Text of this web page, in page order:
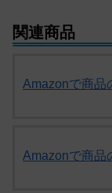
関連商品
Amazonで商品
Amazonで商品